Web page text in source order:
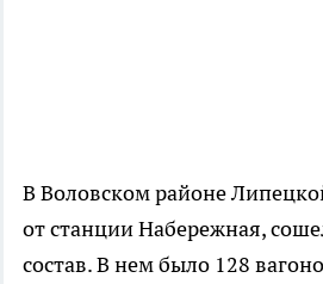
В Воловском районе
от станции Набережная,
состав. В нем было 128